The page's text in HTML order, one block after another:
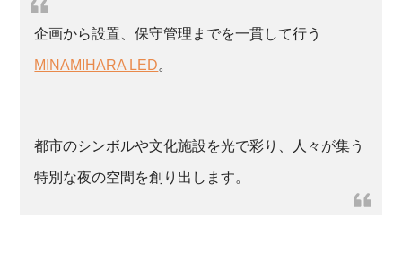
企画から設置、保守管理までを一貫して行う
MINAMIHARA LED。
都市のシンボルや文化施設を光で彩り、人々が集う
特別な夜の空間を創り出します。